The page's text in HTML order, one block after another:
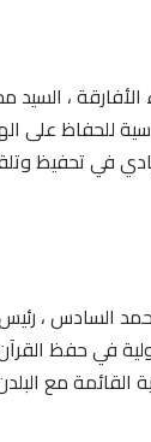
، السيد
للحفاظ على
في تحفيظ
السادس ،
في حفظ
مع